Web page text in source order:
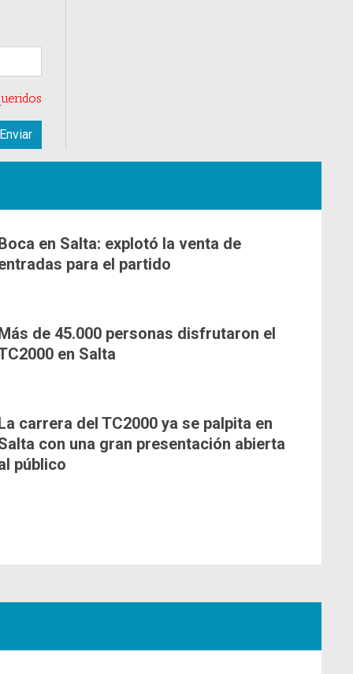
en Salta: explotó la venta de
para el partido
de 45.000 personas disfrutaron el
en Salta
carrera del TC2000 ya se palpita en
con una gran presentación abierta
público